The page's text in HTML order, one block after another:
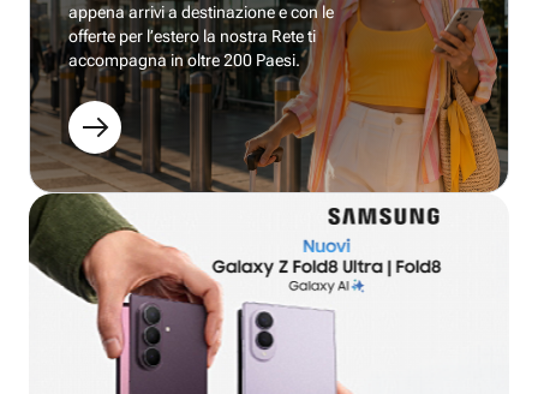
appena arrivi a destinazione e con le
offerte per l’estero la nostra Rete ti
accompagna in oltre 200 Paesi.